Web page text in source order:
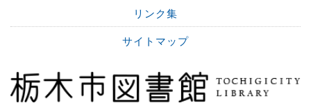
リンク集
サイトマップ